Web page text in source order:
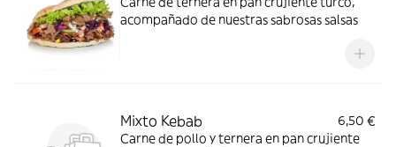
acompañado de nuestras sabrosas salsas
Mixto Kebab
6,50 €
Carne de pollo y ternera en pan crujiente